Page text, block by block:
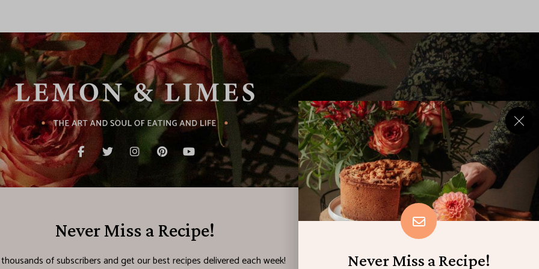
Never Miss a Recipe!
of subscribers and get our best recipes delivered each week! Never Miss a Recipe!